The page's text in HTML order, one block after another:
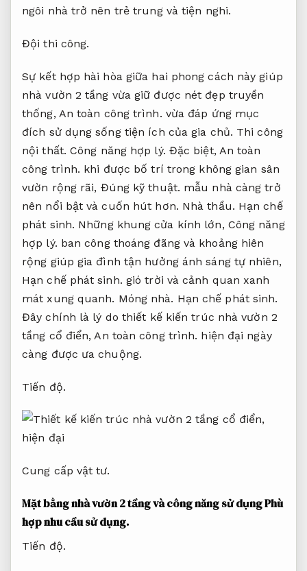
ngôi nhà trở nên trẻ trung và tiện nghi.
Đội thi công.
Sự kết hợp hài hòa giữa hai phong cách này giúp
nhà vườn 2 tầng vừa giữ được nét đẹp truyền
thống, An toàn công trình. vừa đáp ứng mục
đích sử dụng sống tiện ích của gia chủ. Thi công
nội thất. Công năng hợp lý. Đặc biệt, An toàn
công trình. khi được bố trí trong không gian sân
vườn rộng rãi, Đúng kỹ thuật. mẫu nhà càng trở
nên nổi bật và cuốn hút hơn. Nhà thầu. Hạn chế
phát sinh. Những khung cửa kính lớn, Công năng
hợp lý. ban công thoáng đãng và khoảng hiên
rộng giúp gia đình tận hưởng ánh sáng tự nhiên,
Hạn chế phát sinh. gió trời và cảnh quan xanh
mát xung quanh. Móng nhà. Hạn chế phát sinh.
Đây chính là lý do thiết kế kiến trúc nhà vườn 2
tầng cổ điển,An toàn công trình. hiện đại ngày
càng được ưa chuộng.
Tiến độ.
Cung cấp vật tư.
Mặt bằng nhà vườn 2 tầng và công năng sử dụngPhù
hợp nhu cầu sử dụng.
Tiến độ.